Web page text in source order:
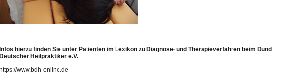
Infos hierzu finden Sie unter Patienten im Lexikon zu Diagnose- und Therapieverfahren beim Dund
Deutscher Heilpraktiker e.V.
https://www.bdh-online.de